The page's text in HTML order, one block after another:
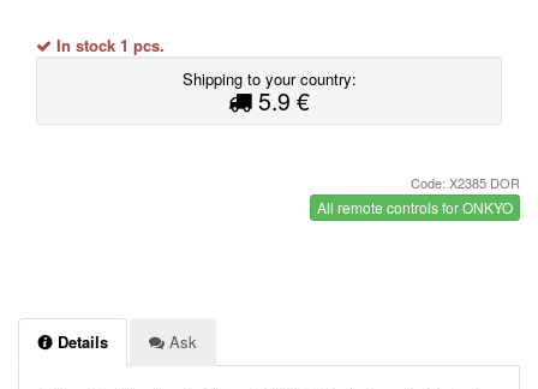
In stock 1 pcs.
Shipping to your country:
5.9 €
Code: X2385 DOR
All remote controls for ONKYO
Details Ask